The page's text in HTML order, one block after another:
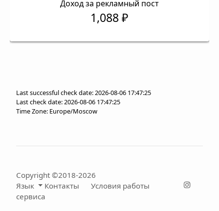
Доход за рекламный пост
1,088 ₽
Last successful check date: 2026-08-06 17:47:25
Last check date: 2026-08-06 17:47:25
Time Zone: Europe/Moscow
Copyright ©2018-2026
Язык
Контакты
Условия работы
сервиса